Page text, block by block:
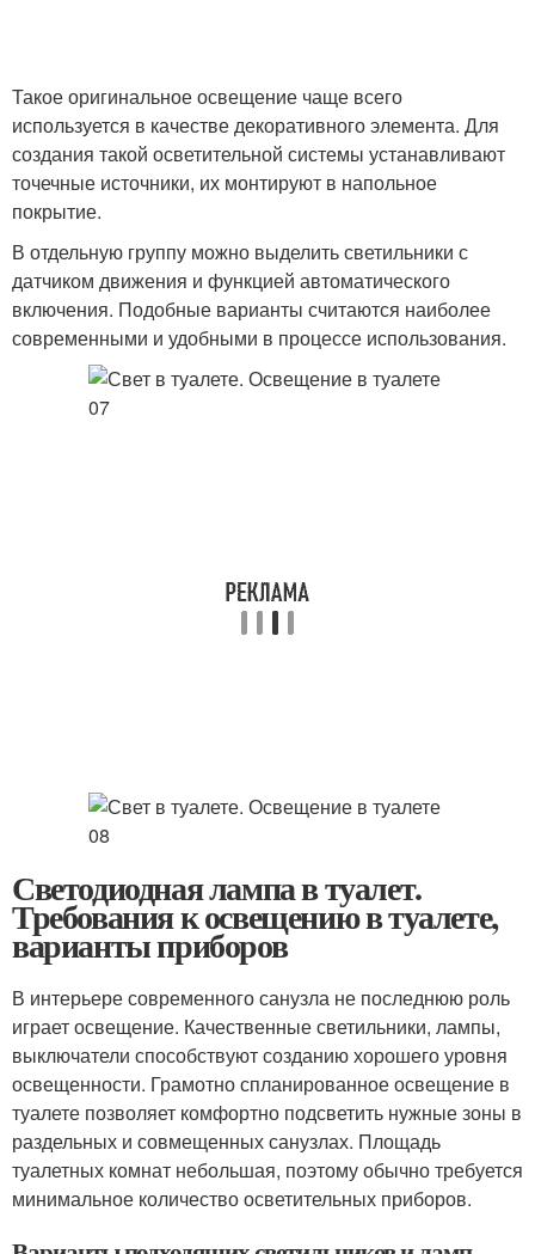
Такое оригинальное освещение чаще всего
используется в качестве декоративного элемента. Для
создания такой осветительной системы устанавливают
точечные источники, их монтируют в напольное
покрытие.
В отдельную группу можно выделить светильники с
датчиком движения и функцией автоматического
включения. Подобные варианты считаются наиболее
современными и удобными в процессе использования.
Светодиодная лампа в туалет.
Требования к освещению в туалете,
варианты приборов
В интерьере современного санузла не последнюю роль
играет освещение. Качественные светильники, лампы,
выключатели способствуют созданию хорошего уровня
освещенности. Грамотно спланированное освещение в
туалете позволяет комфортно подсветить нужные зоны в
раздельных и совмещенных санузлах. Площадь
туалетных комнат небольшая, поэтому обычно требуется
минимальное количество осветительных приборов.